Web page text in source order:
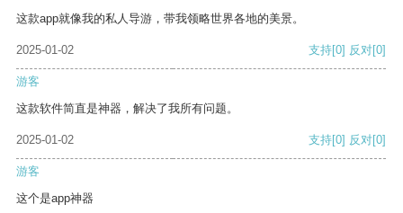
这款app就像我的私人导游，带我领略世界各地的美景。
2025-01-02 支持[0] 反对[0]
游客
这款软件简直是神器，解决了我所有问题。
2025-01-02 支持[0] 反对[0]
游客
这个是app神器